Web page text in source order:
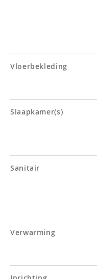
Vloerbekleding
Slaapkamer(s)
Sanitair
Verwarming